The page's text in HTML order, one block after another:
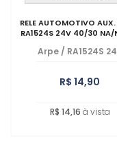
RELE AUTOMOTIVO AUX.
RA1524S 24V 40/30 NA/
Arpe / RA1524S
R$ 14,90
R$ 14,16 à vista